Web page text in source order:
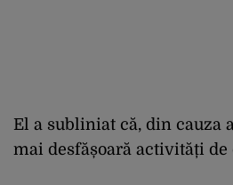
El a subliniat că, din cauza
mai desfășoară activități de